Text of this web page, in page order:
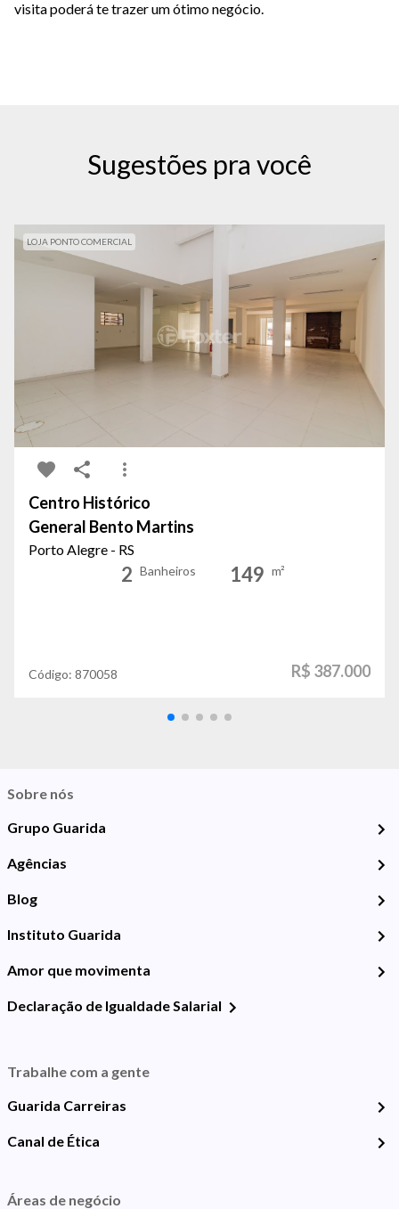
visita poderá te trazer um ótimo negócio.
Sugestões pra você
LOJA PONTO COMERCIAL
Centro Histórico
General Bento Martins
Porto Alegre - RS
2 Banheiros 149 m²
Código: 870058 R$ 387.000
Sobre nós
Grupo Guarida
Agências
Blog
Instituto Guarida
Amor que movimenta
Declaração de Igualdade Salarial
Trabalhe com a gente
Guarida Carreiras
Canal de Ética
Áreas de negócio